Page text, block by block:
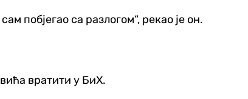
побјегао са разлогом“, рекао је он.
вратити у БиХ.